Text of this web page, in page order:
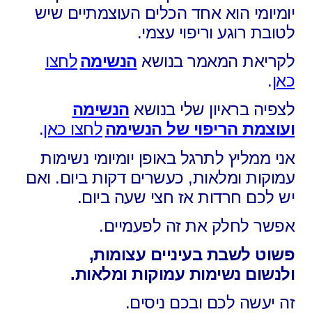
יומיומי הוא אחד הכלים העוצמתיים שיש
לטובת רוגע וריפוי עצמי.
לקריאת המאמר בנושא הנשימהלחצו
כאן.
לצפיה בראיון שלי בנושא הנשימה
ועוצמת הריפוי של הנשימהלחצו כאן.
אני ממליץ לתרגל באופן יומיומי נשימות
עמוקות ומלאות, כעשרים דקות ביום. ואם
יש לכם חרדות אז חצי שעה ביום.
אפשר לחלק את זה לפעמיים.
פשוט לשבת בעיניים עצומות,
ולנשום נשימות עמוקות ומלאות.
זה יעשה לכם ובכם ניסים.